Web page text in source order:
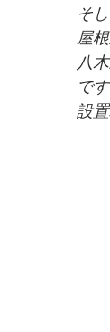
そ
屋
八
です
設